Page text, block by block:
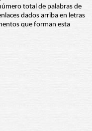
total de palabras de
dados arriba en letras
que forman esta